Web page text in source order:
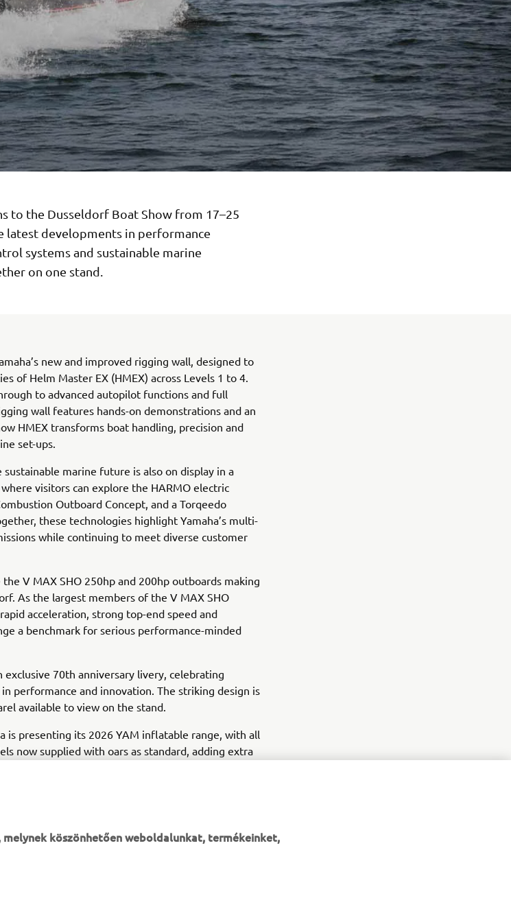
to the Dusseldorf Boat Show from 17–25
latest developments in performance
systems and sustainable marine
on one stand.
new and improved rigging wall, designed to
of Helm Master EX (HMEX) across Levels 1 to 4.
to advanced autopilot functions and full
wall features hands-on demonstrations and an
HMEX transforms boat handling, precision and
set-ups.
marine future is also on display in a
visitors can explore the HARMO electric
Outboard Concept, and a Torqeedo
these technologies highlight Yamaha’s multi-
while continuing to meet diverse customer
V MAX SHO 250hp and 200hp outboards making
As the largest members of the V MAX SHO
acceleration, strong top-end speed and
a benchmark for serious performance-minded
exclusive 70th anniversary livery, celebrating
performance and innovation. The striking design is
available to view on the stand.
is presenting its 2026 YAM inflatable range, with all
now supplied with oars as standard, adding extra
at
köszönhetően weboldalunkat, termékeinket,